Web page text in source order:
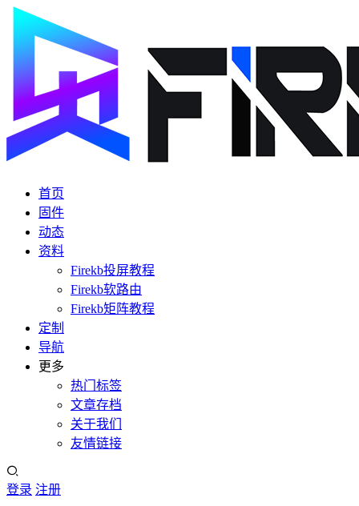
首页
固件
动态
资料
Firekb投屏教程
Firekb软路由
Firekb矩阵教程
定制
导航
更多
热门标签
文章存档
关于我们
友情链接
登录 注册